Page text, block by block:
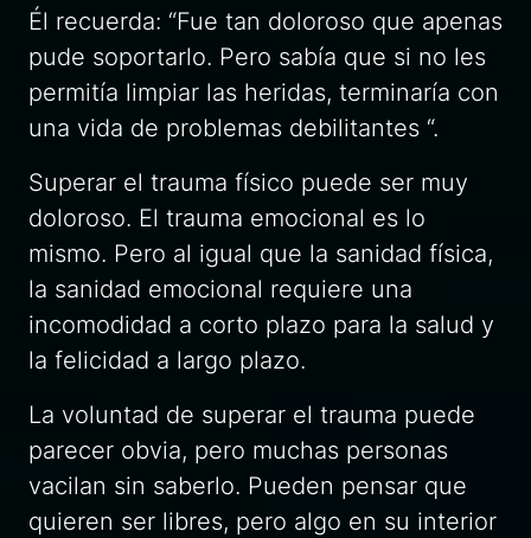
Él recuerda: “Fue tan doloroso que apenas
pude soportarlo. Pero sabía que si no les
permitía limpiar las heridas, terminaría con
una vida de problemas debilitantes “.
Superar el trauma físico puede ser muy
doloroso. El trauma emocional es lo
mismo. Pero al igual que la sanidad física,
la sanidad emocional requiere una
incomodidad a corto plazo para la salud y
la felicidad a largo plazo.
La voluntad de superar el trauma puede
parecer obvia, pero muchas personas
vacilan sin saberlo. Pueden pensar que
quieren ser libres, pero algo en su interior